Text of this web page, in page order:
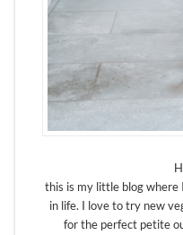
this is my little blog
in life. I love to try new
for the perfect petite